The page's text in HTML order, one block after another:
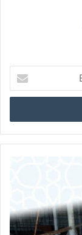
Posta
adresinizi